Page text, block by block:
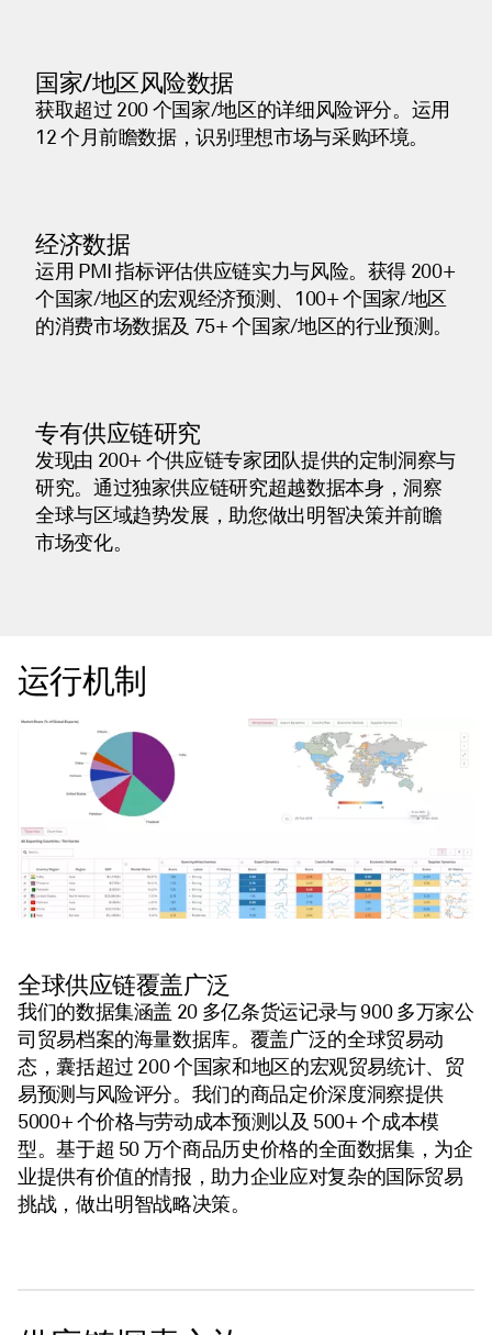
国家/地区风险数据
获取超过 200 个国家/地区的详细风险评分。运用
12 个月前瞻数据，识别理想市场与采购环境。
经济数据
运用 PMI 指标评估供应链实力与风险。获得 200+
个国家/地区的宏观经济预测、100+ 个国家/地区
的消费市场数据及 75+ 个国家/地区的行业预测。
专有供应链研究
发现由 200+ 个供应链专家团队提供的定制洞察与
研究。通过独家供应链研究超越数据本身，洞察
全球与区域趋势发展，助您做出明智决策并前瞻
市场变化。
运行机制
全球供应链覆盖广泛
我们的数据集涵盖 20 多亿条货运记录与 900 多万家公
司贸易档案的海量数据库。覆盖广泛的全球贸易动
态，囊括超过 200 个国家和地区的宏观贸易统计、贸
易预测与风险评分。我们的商品定价深度洞察提供
5000+ 个价格与劳动成本预测以及 500+ 个成本模
型。基于超 50 万个商品历史价格的全面数据集，为企
业提供有价值的情报，助力企业应对复杂的国际贸易
挑战，做出明智战略决策。